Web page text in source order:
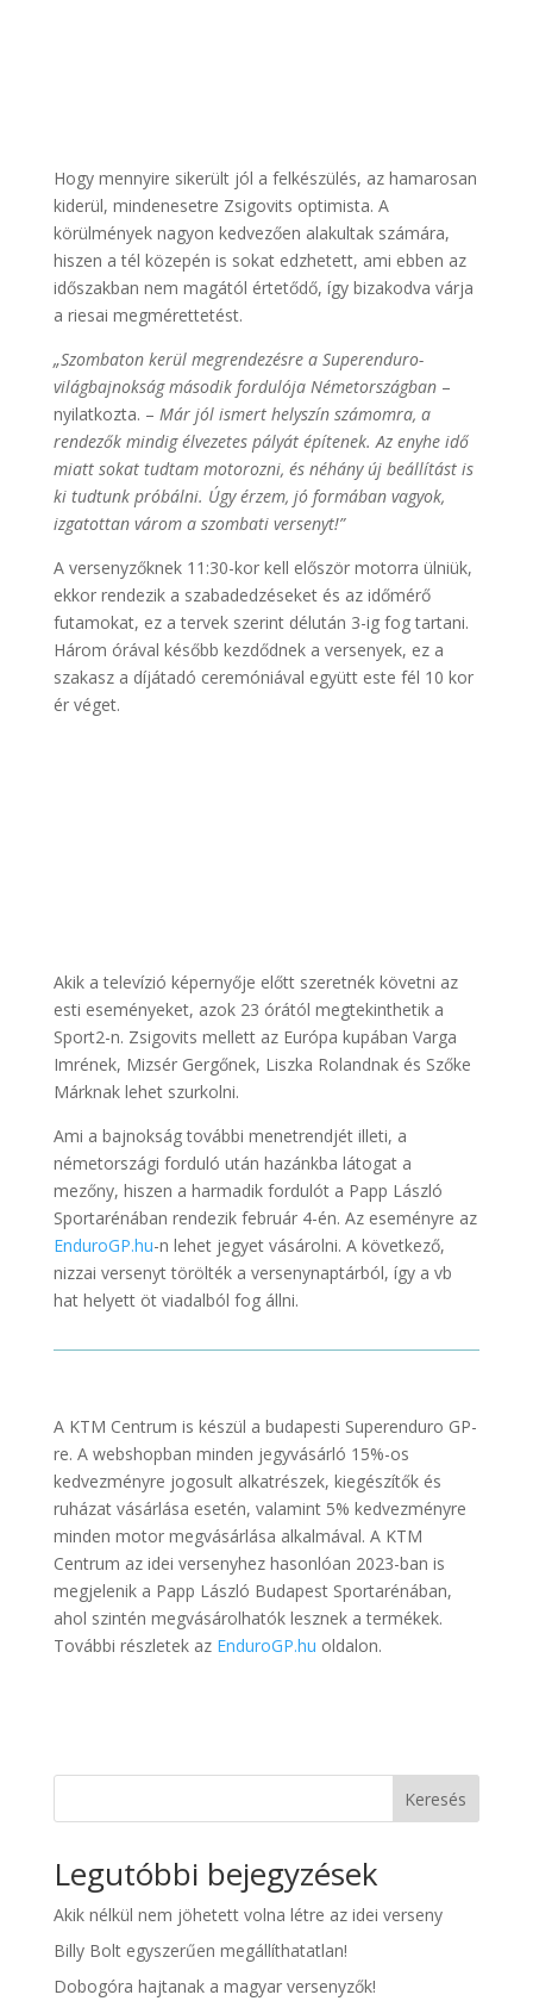
Hogy mennyire sikerült jól a felkészülés, az hamarosan
kiderül, mindenesetre Zsigovits optimista. A
körülmények nagyon kedvezően alakultak számára,
hiszen a tél közepén is sokat edzhetett, ami ebben az
időszakban nem magától értetődő, így bizakodva várja
a riesai megmérettetést.
„Szombaton kerül megrendezésre a Superenduro-
világbajnokság második fordulója Németországban–
nyilatkozta. – Már jól ismert helyszín számomra, a
rendezők mindig élvezetes pályát építenek. Az enyhe idő
miatt sokat tudtam motorozni, és néhány új beállítást is
ki tudtunk próbálni. Úgy érzem, jó formában vagyok,
izgatottan várom a szombati versenyt!”
A versenyzőknek 11:30-kor kell először motorra ülniük,
ekkor rendezik a szabadedzéseket és az időmérő
futamokat, ez a tervek szerint délután 3-ig fog tartani.
Három órával később kezdődnek a versenyek, ez a
szakasz a díjátadó ceremóniával együtt este fél 10 kor
ér véget.
Akik a televízió képernyője előtt szeretnék követni az
esti eseményeket, azok 23 órától megtekinthetik a
Sport2-n. Zsigovits mellett az Európa kupában Varga
Imrének, Mizsér Gergőnek, Liszka Rolandnak és Szőke
Márknak lehet szurkolni.
Ami a bajnokság további menetrendjét illeti, a
németországi forduló után hazánkba látogat a
mezőny, hiszen a harmadik fordulót a Papp László
Sportarénában rendezik február 4-én. Az eseményre az
EnduroGP.hu-n lehet jegyet vásárolni. A következő,
nizzai versenyt törölték a versenynaptárból, így a vb
hat helyett öt viadalból fog állni.
A KTM Centrum is készül a budapesti Superenduro GP-
re. A webshopban minden jegyvásárló 15%-os
kedvezményre jogosult alkatrészek, kiegészítők és
ruházat vásárlása esetén, valamint 5% kedvezményre
minden motor megvásárlása alkalmával. A KTM
Centrum az idei versenyhez hasonlóan 2023-ban is
megjelenik a Papp László Budapest Sportarénában,
ahol szintén megvásárolhatók lesznek a termékek.
További részletek az EnduroGP.hu oldalon.
Keresés
Legutóbbi bejegyzések
Akik nélkül nem jöhetett volna létre az idei verseny
Billy Bolt egyszerűen megállíthatatlan!
Dobogóra hajtanak a magyar versenyzők!